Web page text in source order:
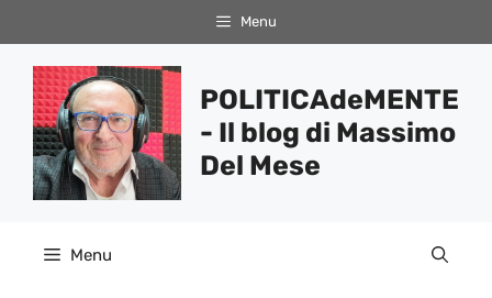
al
contenuto
Menu
POLITICAdeMENTE
- Il blog di Massimo
Del Mese
Menu